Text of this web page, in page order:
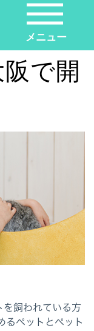
メニュー
で開
を飼われている方
るペットとペット